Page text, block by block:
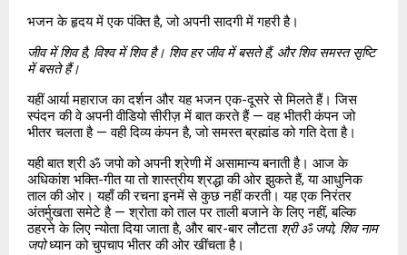
भजन के हृदय में एक पंक्ति है, जो अपनी सादगी में गहरी है।
जीव में शिव है, विश्व में शिव है। शिव हर जीव में बसते हैं, और शिव समस्त सृष्टि
में बसते हैं।
यहीं आर्या महाराज का दर्शन और यह भजन एक-दूसरे से मिलते हैं। जिस
स्पंदन की वे अपनी वीडियो सीरीज़ में बात करते हैं — वह भीतरी कंपन जो
भीतर चलता है — वही दिव्य कंपन है, जो समस्त ब्रह्मांड को गति देता है।
यही बात श्री ॐ जपो को अपनी श्रेणी में असामान्य बनाती है। आज के
अधिकांश भक्ति-गीत या तो शास्त्रीय श्रद्धा की ओर झुकते हैं, या आधुनिक
ताल की ओर। यहाँ की रचना इनमें से कुछ नहीं करती। यह एक निरंतर
अंतर्मुखता समेटे है — श्रोता को ताल पर ताली बजाने के लिए नहीं, बल्कि
ठहरने के लिए न्योता दिया जाता है, और बार-बार लौटता श्री ॐ जपो, शिव नाम
जपो ध्यान को चुपचाप भीतर की ओर खींचता है।